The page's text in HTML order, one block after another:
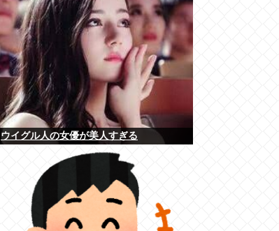
ウイグル人の女優が美人すぎる